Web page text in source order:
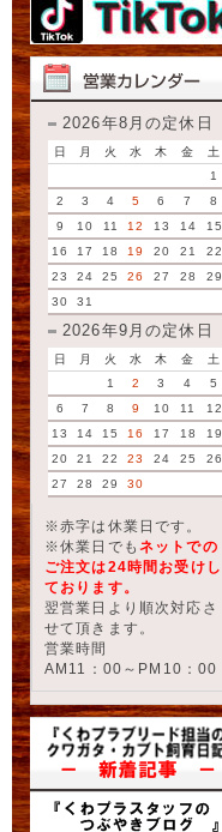
2026年8月の定休日
日 月 火 水 木 金
土
1
2
3 4 5 6 7
8
9
10 11 12 13 14
15
16
17 18 19 20 21
22
23
24 25 26 27 28
29
30
31
2026年9月の定休日
日 月 火 水 木 金
土
1
2 3 4
5
6
7 8 9 10 11
12
13
14 15 16 17 18
19
20
21 22 23 24 25
26
27
28 29 30
※赤字は休業日です。
※休業日でも ネットでの
ご注文は24時間お受けし
ております。
翌営業日より順次対応さ
せて頂きます。
営業時間
AM11：00～PM10：00